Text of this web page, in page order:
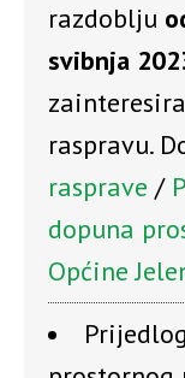
razdoblju
svibnja
raspravu.
rasprave /
dopuna
Općine